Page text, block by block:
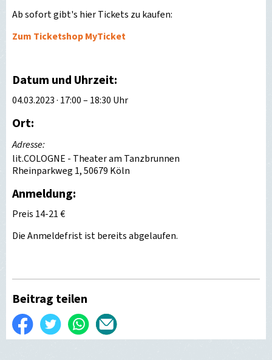
Ab sofort gibt's hier Tickets zu kaufen:
Zum Ticketshop MyTicket
Datum und Uhrzeit:
04.03.2023 · 17:00 – 18:30 Uhr
Ort:
Adresse:
lit.COLOGNE - Theater am Tanzbrunnen
Rheinparkweg 1, 50679 Köln
Anmeldung:
Preis 14-21 €
Die Anmeldefrist ist bereits abgelaufen.
Beitrag teilen
Auf
Twittern WhatsApp